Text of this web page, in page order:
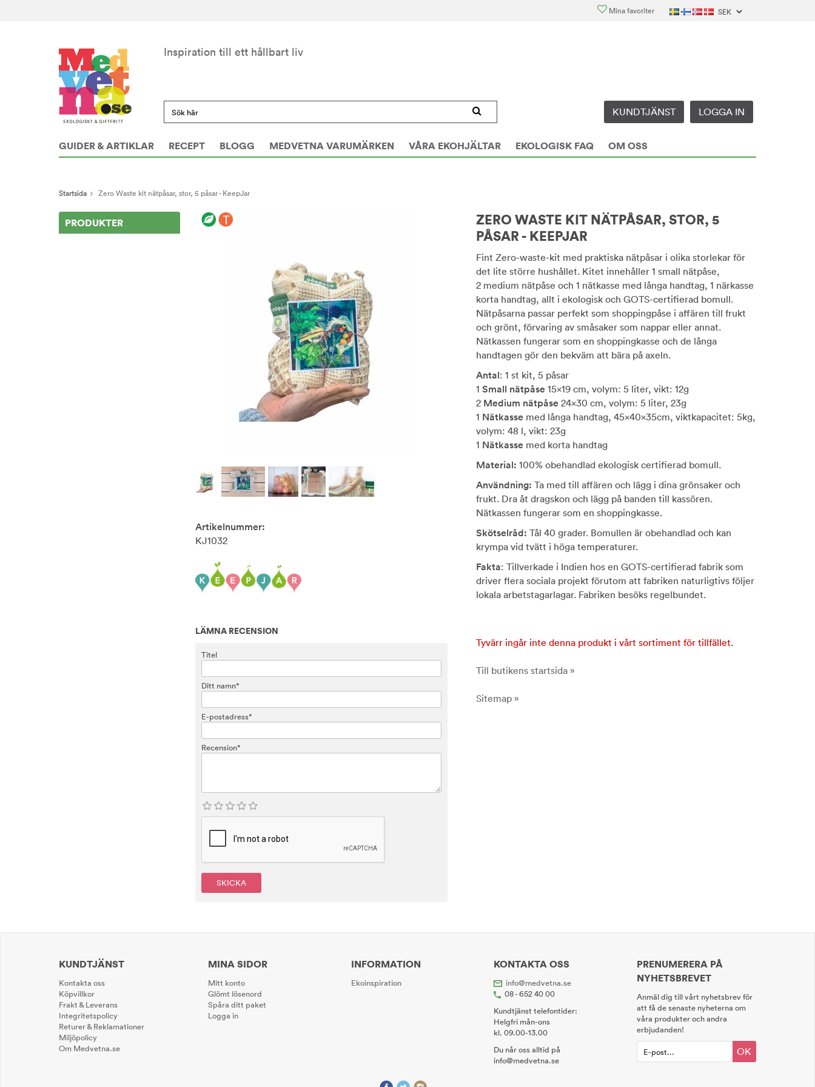
Mina favoriter
Inspiration till ett hållbart liv
KUNDTJÄNST LOGGA IN
GUIDER & ARTIKLAR RECEPT BLOGG MEDVETNA VARUMÄRKEN VÅRA EKOHJÄLTAR EKOLOGISK FAQ OM OSS
Startsida Zero Waste kit nätpåsar, stor, 5 påsar - KeepJar
PRODUKTER
ZERO WASTE KIT NÄTPÅSAR, STOR, 5
PÅSAR - KEEPJAR
Fint Zero-waste-kit med praktiska nätpåsar i olika storlekar för
det lite större hushållet. Kitet innehåller 1 small nätpåse,
2 medium nätpåse och 1 nätkasse med långa handtag, 1 närkasse
korta handtag, allt i ekologisk och GOTS-certifierad bomull.
Nätpåsarna passar perfekt som shoppingpåse i affären till frukt
och grönt, förvaring av småsaker som nappar eller annat.
Nätkassen fungerar som en shoppingkasse och de långa
handtagen gör den bekväm att bära på axeln.
Antal: 1 st kit, 5 påsar
1 Small nätpåse15x19 cm, volym: 5 liter, vikt: 12g
2 Medium nätpåse24x30 cm, volym: 5 liter, 23g
1 Nätkassemed långa handtag, 45x40x35cm, viktkapacitet: 5kg,
volym: 48 l, vikt: 23g
1 Nätkassemed korta handtag
Material: 100% obehandlad ekologisk certifierad bomull.
Användning: Ta med till affären och lägg i dina grönsaker och
frukt. Dra åt dragskon och lägg på banden till kassören.
Nätkassen fungerar som en shoppingkasse.
Skötselråd: Tål 40 grader. Bomullen är obehandlad och kan
krympa vid tvätt i höga temperaturer.
Fakta: Tillverkade i Indien hos en GOTS-certifierad fabrik som
driver flera sociala projekt förutom att fabriken naturligtivs följer
lokala arbetstagarlagar. Fabriken besöks regelbundet.
Tyvärr ingår inte denna produkt i vårt sortiment för tillfället.
Till butikens startsida »
Sitemap »
Artikelnummer:
KJ1032
LÄMNA RECENSION
Titel
Ditt namn*
E-postadress*
Recension*
SKICKA
KUNDTJÄNST
Kontakta oss
Köpvillkor
Frakt & Leverans
Integritetspolicy
Returer & Reklamationer
Miljöpolicy
Om Medvetna.se
MINA SIDOR
Mitt konto
Glömt lösenord
Spåra ditt paket
Logga in
INFORMATION
Ekoinspiration
KONTAKTA OSS
info@medvetna.se
08 - 652 40 00
Kundtjänst telefontider:
Helgfri mån-ons
kl. 09.00-13.00
Du når oss alltid på
info@medvetna.se
PRENUMERERA PÅ
NYHETSBREVET
Anmäl dig till vårt nyhetsbrev för
att få de senaste nyheterna om
våra produkter och andra
erbjudanden!
OK